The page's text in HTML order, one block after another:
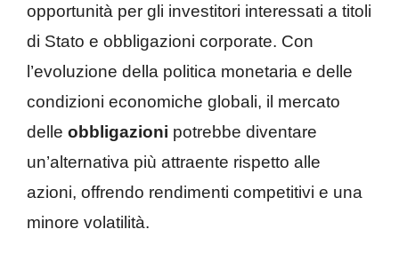
opportunità per gli investitori interessati a titoli
di Stato e obbligazioni corporate. Con
l’evoluzione della politica monetaria e delle
condizioni economiche globali, il mercato
delle obbligazioni potrebbe diventare
un’alternativa più attraente rispetto alle
azioni, offrendo rendimenti competitivi e una
minore volatilità.